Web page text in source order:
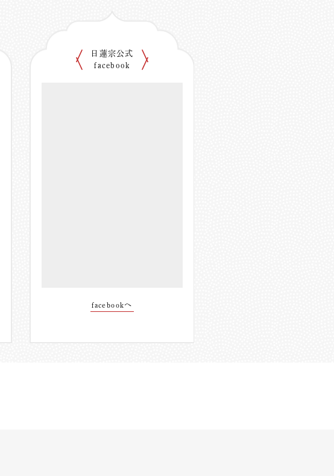
日蓮宗公式
facebook
facebookへ